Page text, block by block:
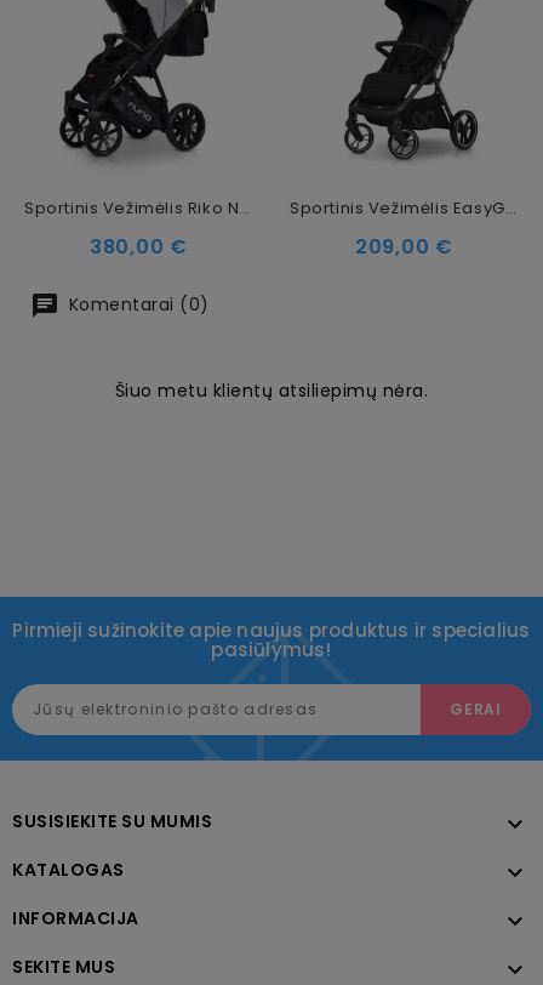
Sportinis Vežimėlis Riko Nuno GreyFox
Kaina
380,00 €
Sportinis Vežimėlis EasyGo Zoya Ebony Black
Kaina
209,00 €
Komentarai (0)
Šiuo metu klientų atsiliepimų nėra.
Pirmieji sužinokite apie naujus produktus ir specialius
pasiūlymus!
SUSISIEKITE SU MUMIS 
KATALOGAS 
INFORMACIJA 
SEKITE MUS 